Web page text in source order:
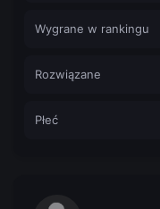
Wygrane w rankingu
Rozwiązane
Płeć